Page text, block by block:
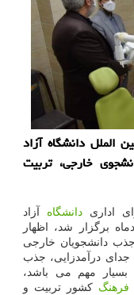
الملل دانشگاه آزاد
خارجی، تربیت
اداری دانشگاه آزاد
بروجرد که امروز ۲۱ مردادماه برگزار شد، اظهار
دانشجویان خارجی
جدای درآمدزایی، جذب
مهم می باشد،
فرهنگ کشور تربیت و